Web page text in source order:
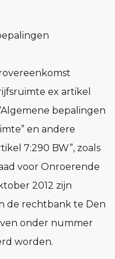
ex artikel
bepalingen
en andere
7:290 BW”, zoals
voor Onroerende
2012 zijn
de rechtbank te Den
onder nummer
worden.